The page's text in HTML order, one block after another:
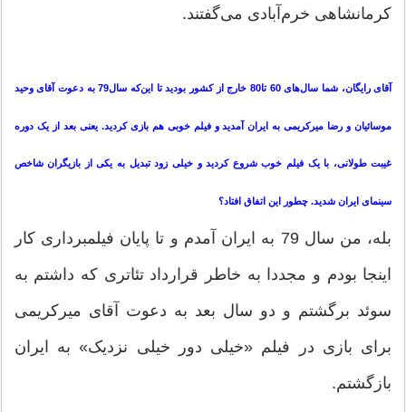
کرمانشاهی خرم‌آبادی می‌گفتند.
آقای رایگان، شما سال‌های 60 تا80 خارج از کشور بودید تا این‌که سال79 به دعوت آقای وحید
موسائیان و رضا میرکریمی به ایران آمدید و فیلم خوبی هم بازی کردید. یعنی بعد از یک دوره
غیبت طولانی، با یک فیلم خوب شروع کردید و خیلی زود تبدیل به یکی از بازیگران شاخص
سینمای ایران شدید. چطور این اتفاق افتاد؟
بله، من سال 79 به ایران آمدم و تا پایان فیلمبرداری کار
اینجا بودم و مجددا به خاطر قرارداد تئاتری که داشتم به
سوئد برگشتم و دو سال بعد به دعوت آقای میرکریمی
برای بازی در فیلم «خیلی دور خیلی نزدیک» به ایران
بازگشتم.